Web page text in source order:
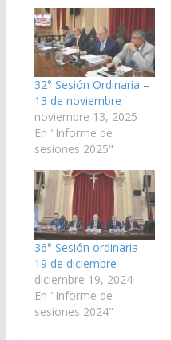
32° Sesión Ordinaria –
13 de noviembre
noviembre 13, 2025
En "Informe de
sesiones 2025"
36° Sesión ordinaria –
19 de diciembre
diciembre 19, 2024
En "Informe de
sesiones 2024"